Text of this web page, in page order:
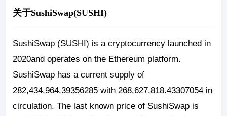
关于SushiSwap(SUSHI)
SushiSwap (SUSHI) is a cryptocurrency launched in
2020and operates on the Ethereum platform.
SushiSwap has a current supply of
282,434,964.39356285 with 268,627,818.43307054 in
circulation. The last known price of SushiSwap is